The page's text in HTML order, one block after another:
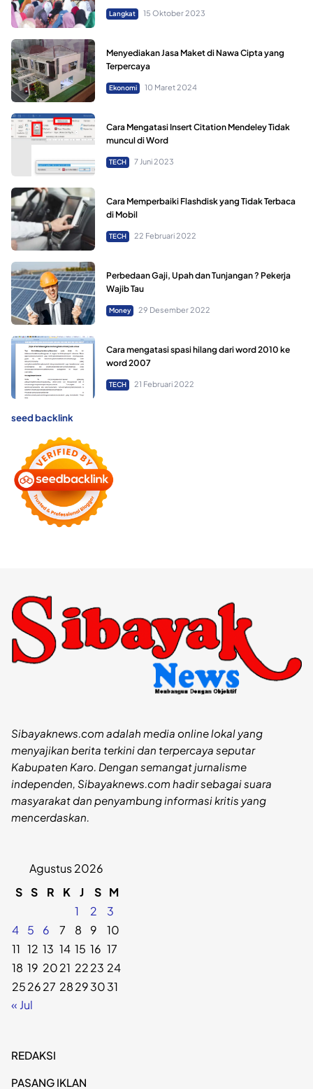
Langkat 15 Oktober 2023
Menyediakan Jasa Maket di Nawa Cipta yang
Terpercaya
Ekonomi 10 Maret 2024
Cara Mengatasi Insert Citation Mendeley Tidak
muncul di Word
TECH 7 Juni 2023
Cara Memperbaiki Flashdisk yang Tidak Terbaca
di Mobil
TECH 22 Februari 2022
Perbedaan Gaji, Upah dan Tunjangan ? Pekerja
Wajib Tau
Money 29 Desember 2022
Cara mengatasi spasi hilang dari word 2010 ke
word 2007
TECH 21 Februari 2022
seed backlink
Sibayaknews.com adalah media online lokal yang
menyajikan berita terkini dan terpercaya seputar
Kabupaten Karo. Dengan semangat jurnalisme
independen, Sibayaknews.com hadir sebagai suara
masyarakat dan penyambung informasi kritis yang
mencerdaskan.
Agustus 2026
S S R K J S M
1
2
3
4
5 6 7 8 9
10
11 12 13 14 15 16 17
18 19 2021 2223 24
252627 28293031
« Jul
REDAKSI
PASANG IKLAN